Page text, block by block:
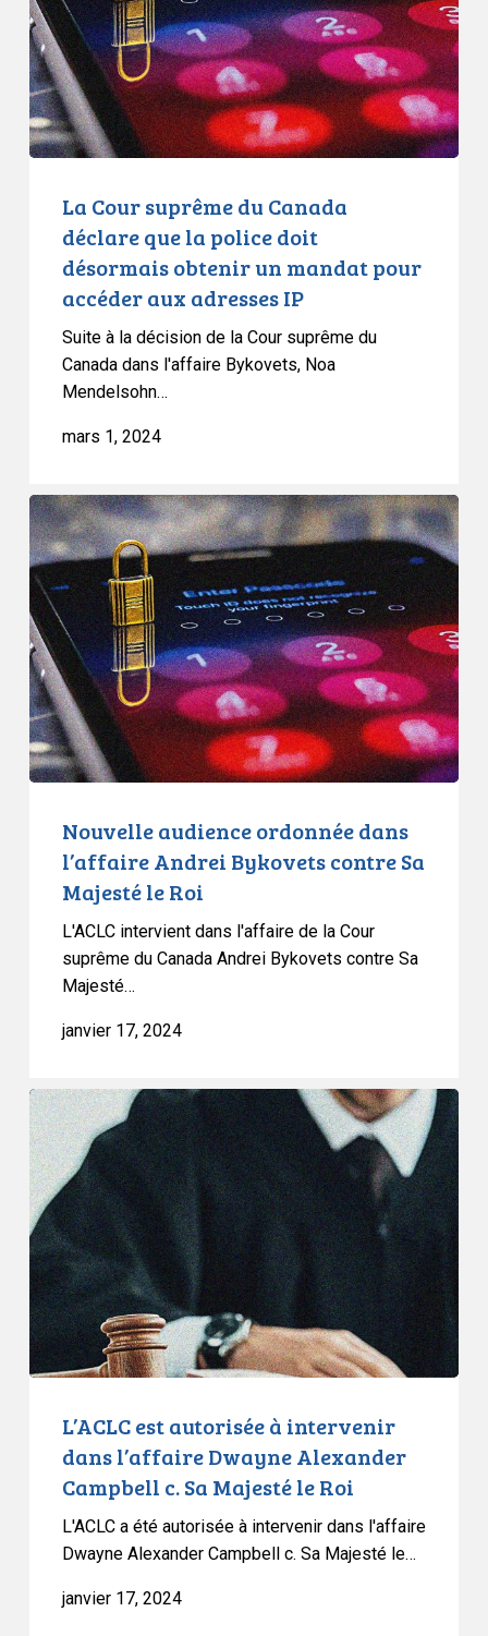
déclare
que
la
police
doit
désormais
mandat
accéder
adresses
La Cour suprême du Canada
déclare que la police doit
désormais obtenir un mandat pour
accéder aux adresses IP
Suite à la décision de la Cour suprême du
Canada dans l'affaire Bykovets, Noa
Mendelsohn…
mars 1, 2024
Nouvelle
audience
ordonnée
dans
l’affaire
Andrei
Bykovets
contre
Sa
Majesté
Nouvelle audience ordonnée dans
l’affaire Andrei Bykovets contre Sa
Majesté le Roi
L'ACLC intervient dans l'affaire de la Cour
suprême du Canada Andrei Bykovets contre Sa
Majesté…
janvier 17, 2024
L’ACLC
est
autorisée
à
intervenir
dans
l’affaire
Dwayne
Alexander
Campbell
L’ACLC est autorisée à intervenir
dans l’affaire Dwayne Alexander
Campbell c. Sa Majesté le Roi
L'ACLC a été autorisée à intervenir dans l'affaire
Dwayne Alexander Campbell c. Sa Majesté le…
janvier 17, 2024